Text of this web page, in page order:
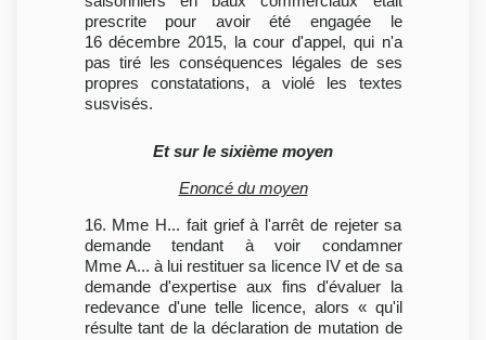
prescrite pour avoir été engagée le
16 décembre 2015, la cour d'appel, qui n'a
pas tiré les conséquences légales de ses
propres constatations, a violé les textes
susvisés.
Et sur le sixième moyen
Enoncé du moyen
16. Mme H... fait grief à l'arrêt de rejeter sa
demande tendant à voir condamner
Mme A... à lui restituer sa licence IV et de sa
demande d'expertise aux fins d'évaluer la
redevance d'une telle licence, alors « qu'il
résulte tant de la déclaration de mutation de